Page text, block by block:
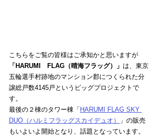
こちらをご覧の皆様はご承知かと思いますが
「HARUMI　FLAG（晴海フラッグ）」 は、東京
五輪選手村跡地のマンション郡につくられた分
譲総戸数4145戸というビッグプロジェクトで
す。
最後の２棟のタワー棟「HARUMI FLAG SKY
DUO（ハルミフラッグスカイデュオ）
」の販売
もいよいよ開始となり、話題となっています。